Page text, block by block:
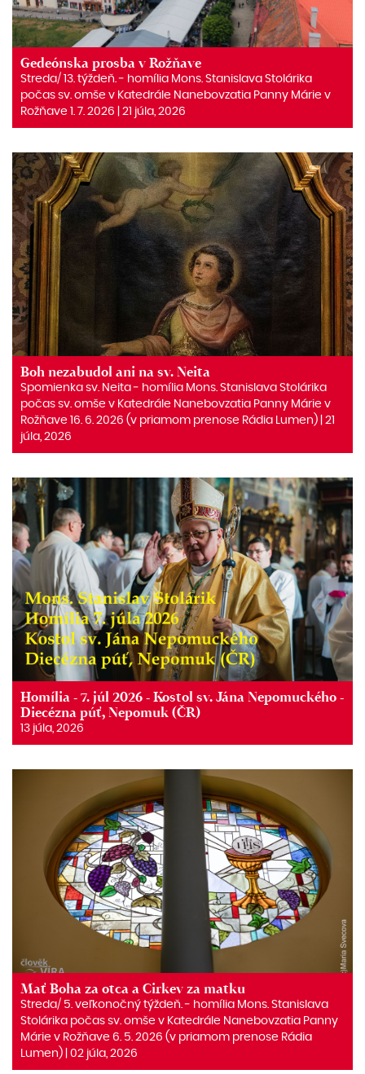
Gedeónska prosba v Rožňave
Streda/ 13. týždeň. ‒ homília Mons. Stanislava Stolárika
počas sv. omše v Katedrále Nanebovzatia Panny Márie v
Rožňave 1. 7. 2026 | 21 júla, 2026
Boh nezabudol ani na sv. Neita
Spomienka sv. Neita ‒ homília Mons. Stanislava Stolárika
počas sv. omše v Katedrále Nanebovzatia Panny Márie v
Rožňave 16. 6. 2026 (v priamom prenose Rádia Lumen) | 21
júla, 2026
Homília - 7. júl 2026 - Kostol sv. Jána Nepomuckého -
Diecézna púť, Nepomuk (ČR)
13 júla, 2026
Mať Boha za otca a Cirkev za matku
Streda/ 5. veľkonočný týždeň. ‒ homília Mons. Stanislava
Stolárika počas sv. omše v Katedrále Nanebovzatia Panny
Márie v Rožňave 6. 5. 2026 (v priamom prenose Rádia
Lumen) | 02 júla, 2026